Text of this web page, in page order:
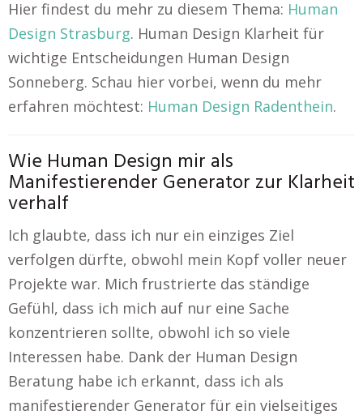
Hier findest du mehr zu diesem Thema: Human
Design Strasburg. Human Design Klarheit für
wichtige Entscheidungen Human Design
Sonneberg. Schau hier vorbei, wenn du mehr
erfahren möchtest: Human Design Radenthein.
Wie Human Design mir als
Manifestierender Generator zur Klarheit
verhalf
Ich glaubte, dass ich nur ein einziges Ziel
verfolgen dürfte, obwohl mein Kopf voller neuer
Projekte war. Mich frustrierte das ständige
Gefühl, dass ich mich auf nur eine Sache
konzentrieren sollte, obwohl ich so viele
Interessen habe. Dank der Human Design
Beratung habe ich erkannt, dass ich als
manifestierender Generator für ein vielseitiges